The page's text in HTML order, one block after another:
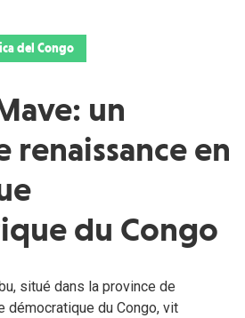
del Congo
un
renaissance en
du Congo
situé dans la province de
démocratique du Congo, vit